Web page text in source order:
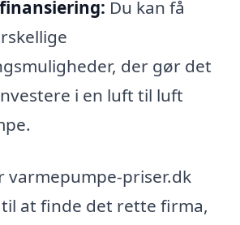
Du kan få
der gør det
i en luft til luft
varmepumpe-priser.dk
at finde det rette firma,